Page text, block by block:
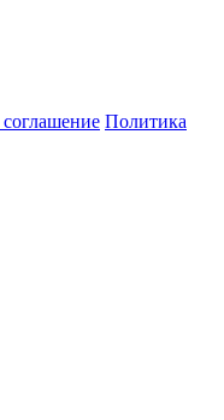
соглашение Политика